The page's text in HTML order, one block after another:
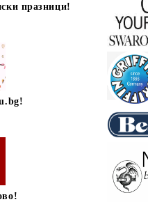
празници!